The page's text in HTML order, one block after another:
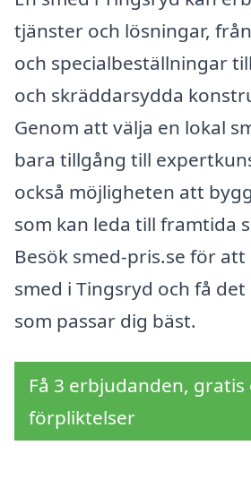
tjänster och lösningar,
och specialbeställningar
och skräddarsydda
Genom att välja en lokal
bara tillgång till
också möjligheten att
som kan leda till framtida
Besök smed-pris.se för
smed i Tingsryd och få
som passar dig bäst.
Få 3 erbjudanden,
förpliktelser